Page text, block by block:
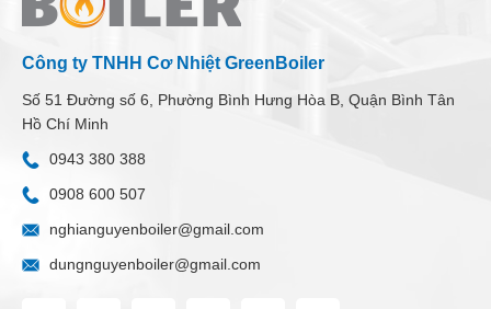
Công ty TNHH Cơ Nhiệt GreenBoiler
Số 51 Đường số 6, Phường Bình Hưng Hòa B, Quận Bình Tân
Hồ Chí Minh
0943 380 388
0908 600 507
nghianguyenboiler@gmail.com
dungnguyenboiler@gmail.com